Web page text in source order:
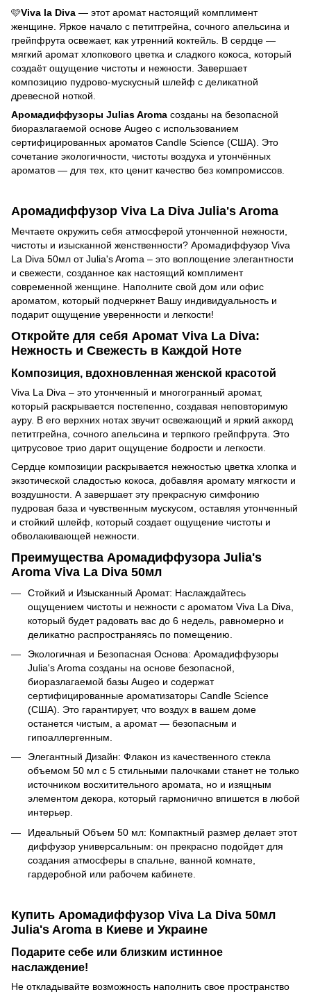
🩷Viva la Diva — этот аромат настоящий комплимент
женщине. Яркое начало с петитгрейна, сочного апельсина и
грейпфрута освежает, как утренний коктейль. В сердце —
мягкий аромат хлопкового цветка и сладкого кокоса, который
создаёт ощущение чистоты и нежности. Завершает
композицию пудрово-мускусный шлейф с деликатной
древесной ноткой.
Аромадиффузоры Julias Aroma созданы на безопасной
биоразлагаемой основе Augeo с использованием
сертифицированных ароматов Candle Science (США). Это
сочетание экологичности, чистоты воздуха и утончённых
ароматов — для тех, кто ценит качество без компромиссов.
Аромадиффузор Viva La Diva Julia's Aroma
Мечтаете окружить себя атмосферой утонченной нежности,
чистоты и изысканной женственности? Аромадиффузор Viva
La Diva 50мл от Julia's Aroma – это воплощение элегантности
и свежести, созданное как настоящий комплимент
современной женщине. Наполните свой дом или офис
ароматом, который подчеркнет Вашу индивидуальность и
подарит ощущение уверенности и легкости!
Откройте для себя Аромат Viva La Diva:
Нежность и Свежесть в Каждой Ноте
Композиция, вдохновленная женской красотой
Viva La Diva – это утонченный и многогранный аромат,
который раскрывается постепенно, создавая неповторимую
ауру. В его верхних нотах звучит освежающий и яркий аккорд
петитгрейна, сочного апельсина и терпкого грейпфрута. Это
цитрусовое трио дарит ощущение бодрости и легкости.
Сердце композиции раскрывается нежностью цветка хлопка и
экзотической сладостью кокоса, добавляя аромату мягкости и
воздушности. А завершает эту прекрасную симфонию
пудровая база и чувственным мускусом, оставляя утонченный
и стойкий шлейф, который создает ощущение чистоты и
обволакивающей нежности.
Преимущества Аромадиффузора Julia's
Aroma Viva La Diva 50мл
Стойкий и Изысканный Аромат: Наслаждайтесь
ощущением чистоты и нежности с ароматом Viva La Diva,
который будет радовать вас до 6 недель, равномерно и
деликатно распространяясь по помещению.
Экологичная и Безопасная Основа: Аромадиффузоры
Julia's Aroma созданы на основе безопасной,
биоразлагаемой базы Augeo и содержат
сертифицированные ароматизаторы Candle Science
(США). Это гарантирует, что воздух в вашем доме
останется чистым, а аромат — безопасным и
гипоаллергенным.
Элегантный Дизайн: Флакон из качественного стекла
объемом 50 мл с 5 стильными палочками станет не только
источником восхитительного аромата, но и изящным
элементом декора, который гармонично впишется в любой
интерьер.
Идеальный Объем 50 мл: Компактный размер делает этот
диффузор универсальным: он прекрасно подойдет для
создания атмосферы в спальне, ванной комнате,
гардеробной или рабочем кабинете.
Купить Аромадиффузор Viva La Diva 50мл
Julia's Aroma в Киеве и Украине
Подарите себе или близким истинное
наслаждение!
Не откладывайте возможность наполнить свое пространство